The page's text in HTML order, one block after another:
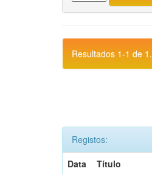
Resultados 1-1 de 1.
Registos:
Data
Título